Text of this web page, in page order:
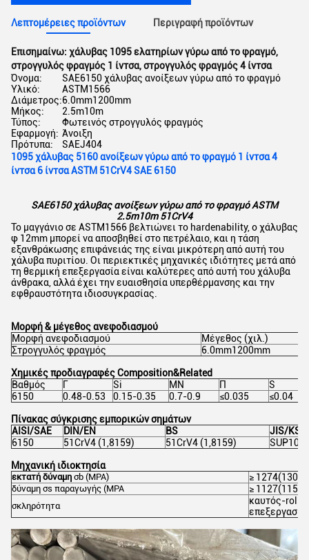
Λεπτομέρειες προϊόντων Περιγραφή προϊόντων
Επισημαίνω: χάλυβας 1095 ελατηρίων γύρω από το φραγμό,
στρογγυλός φραγμός 1 ίντσα,στρογγυλός φραγμός 4 ίντσα
Όνομα:
SAE6150 χάλυβας ανοίξεων γύρω από το φραγμό
Υλικό:
ASTM1566
Διάμετρος:6.0mm1200mm
Μήκος:
2.5m10m
Τύπος:
Φωτεινός στρογγυλός φραγμός
Εφαρμογή: Άνοιξη
Πρότυπα:
SAEJ404
1095 χάλυβας 5160 ανοίξεων γύρω από το φραγμό 1 ίντσα 4
ίντσα 6 ίντσα ASTM 51CrV4 SAE 6150
SAE6150 χάλυβας ανοίξεων γύρω από το φραγμό ASTM
2.5m10m 51CrV4
Το μαγγάνιο σε ASTM1566 βελτιώνει το hardenability, ο χάλυβας
φ 12mm μπορεί να αποσβηθεί στο πετρέλαιο, και η τάση
εξανθράκωσης επιφάνειάς της είναι μικρότερη από αυτή του
χάλυβα πυριτίου. Οι περιεκτικές μηχανικές ιδιότητες μετά από
τη θερμική επεξεργασία είναι καλύτερες από αυτή του χάλυβα
άνθρακα, αλλά έχει την ευαισθησία υπερθέρμανσης και την
εφθραυστότητα ιδιοσυγκρασίας.
Μορφή & μέγεθος ανεφοδιασμού
Μορφή ανεφοδιασμού
Μέγεθος (χιλ.)
Στρογγυλός φραγμός
6.0mm1200mm
Χημικές προδιαγραφές Composition&Related
Βαθμός
Γ Si ΜΝ Π
S
6150
0.48-0.53 0.15-0.35 0.7-0.9 ≤0.035 ≤0.04
Πίνακας σύγκρισης εμπορικών σημάτων
AISI/SAE
DIN/EN BS
JIS/KS
6150
51CrV4 (1,8159) 51CrV4 (1,8159) SUP10
Μηχανική ιδιοκτησία
εκτατή δύναμη σb (MPA) ≥ 1274(130)
δύναμη σs παραγωγής (MPA ≥ 1127(115)
σκληρότητα
καυτός-
επεξεργασία